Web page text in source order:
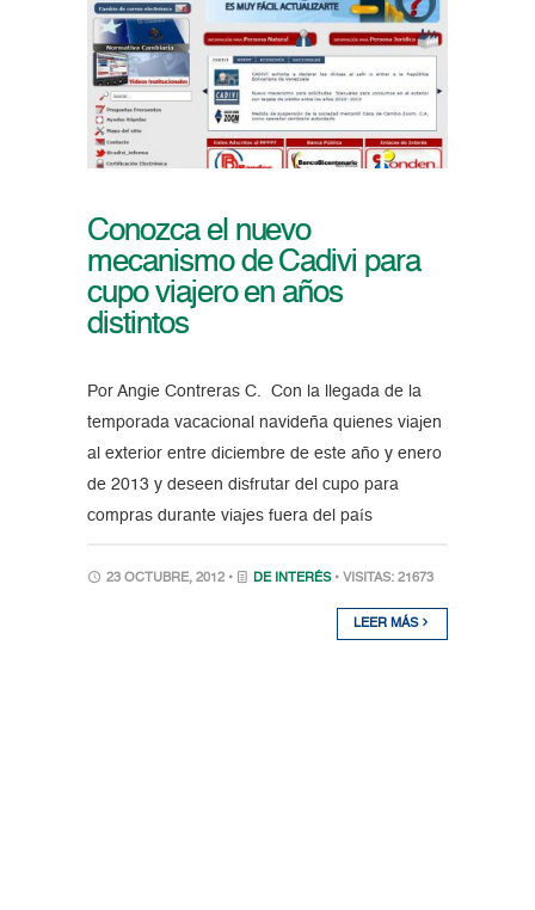
Conozca el nuevo
mecanismo de Cadivi para
cupo viajero en años
distintos
Por Angie Contreras C. Con la llegada de la
temporada vacacional navideña quienes viajen
al exterior entre diciembre de este año y enero
de 2013 y deseen disfrutar del cupo para
compras durante viajes fuera del país
23 OCTUBRE, 2012 • DE INTERÉS • VISITAS: 21673
LEER MÁS